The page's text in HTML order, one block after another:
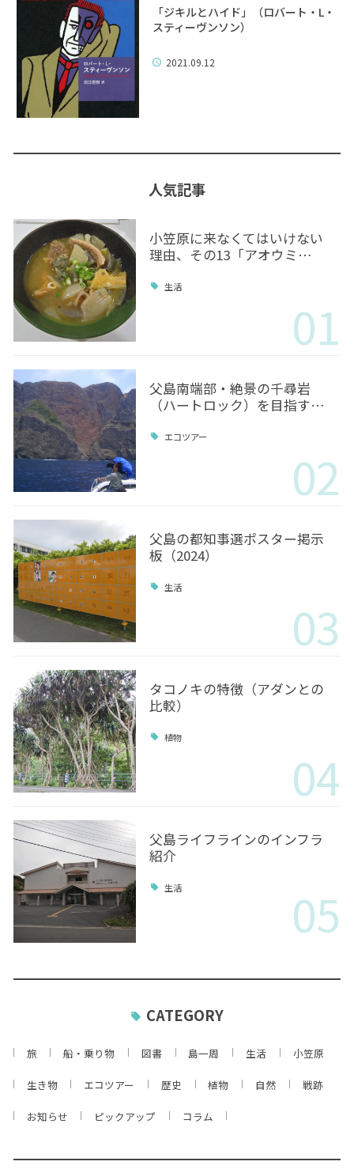
「ジキルとハイド」（ロバート・L・
スティーヴンソン）
2021.09.12
人気記事
小笠原に来なくてはいけない
理由、その13「アオウミ…
生活
01
父島南端部・絶景の千尋岩
（ハートロック）を目指す…
エコツアー
02
父島の都知事選ポスター掲示
板（2024）
生活
03
タコノキの特徴（アダンとの
比較）
植物
04
父島ライフラインのインフラ
紹介
生活 05
CATEGORY
旅 船・乗り物 図書 島一周 生活 小笠原
生き物 エコツアー 歴史 植物 自然 戦跡
お知らせ ピックアップ コラム